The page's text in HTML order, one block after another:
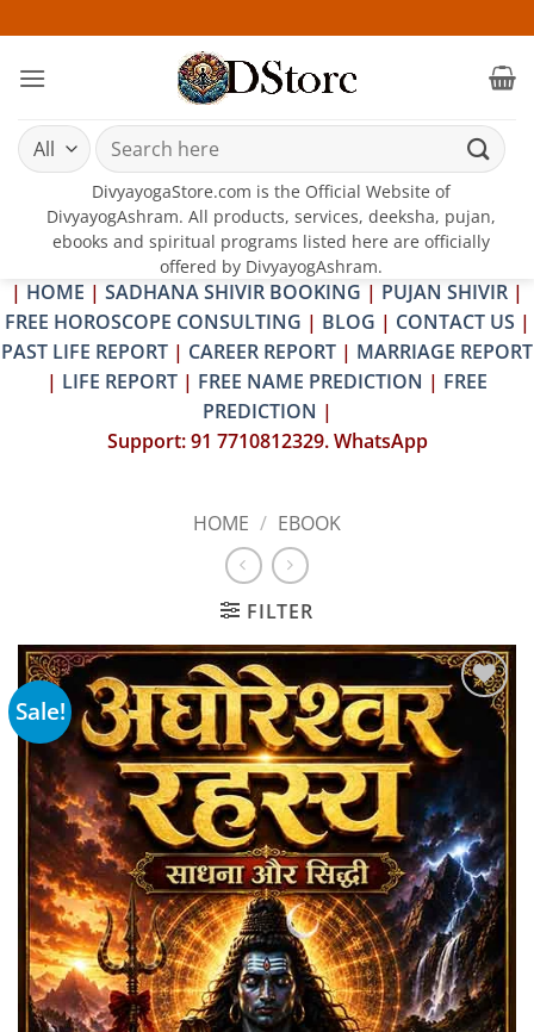
to
content
Search
for:
DivyayogaStore.com is the Official Website of
DivyayogAshram. All products, services, deeksha, pujan,
ebooks and spiritual programs listed here are officially
offered by DivyayogAshram.
| HOME | SADHANA SHIVIR BOOKING | PUJAN SHIVIR |
FREE HOROSCOPE CONSULTING | BLOG | CONTACT US |
PAST LIFE REPORT | CAREER REPORT | MARRIAGE REPORT
| LIFE REPORT | FREE NAME PREDICTION | FREE
PREDICTION |
Support: 91 7710812329. WhatsApp
HOME / EBOOK
FILTER
Sale!
Add to
wishlist